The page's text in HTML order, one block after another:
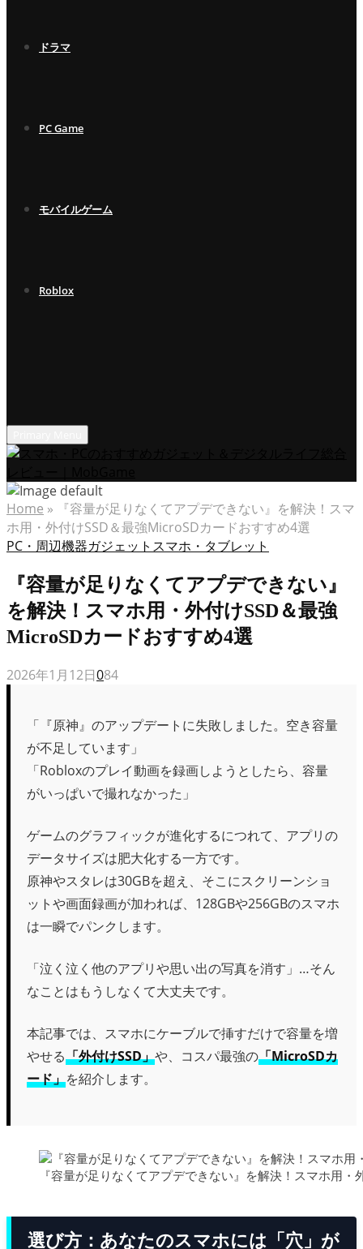
ドラマ
PC Game
モバイルゲーム
Roblox
Home »
『容量が足りなくてアプデできない』を解決！スマ
ホ用・外付けSSD＆最強MicroSDカードおすすめ4選
PC・周辺機器ガジェット スマホ・タブレット
『容量が足りなくてアプデできない』
を解決！スマホ用・外付けSSD＆最強
MicroSDカードおすすめ4選
2026年1月12日084
「『原神』のアップデートに失敗しました。空き容量
が不足しています」
「Robloxのプレイ動画を録画しようとしたら、容量
がいっぱいで撮れなかった」
ゲームのグラフィックが進化するにつれて、アプリの
データサイズは肥大化する一方です。
原神やスタレは30GBを超え、そこにスクリーンショ
ットや画面録画が加われば、128GBや256GBのスマホ
は一瞬でパンクします。
「泣く泣く他のアプリや思い出の写真を消す」…そん
なことはもうしなくて大丈夫です。
本記事では、スマホにケーブルで挿すだけで容量を増
やせる「外付けSSD」や、コスパ最強の「MicroSDカ
ード」を紹介します。
『容量が足りなくてアプデできない』を解決！スマホ用
選び方：あなたのスマホには「穴」が